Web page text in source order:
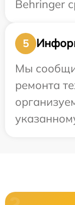
Behringer
5
Мы
ремонта